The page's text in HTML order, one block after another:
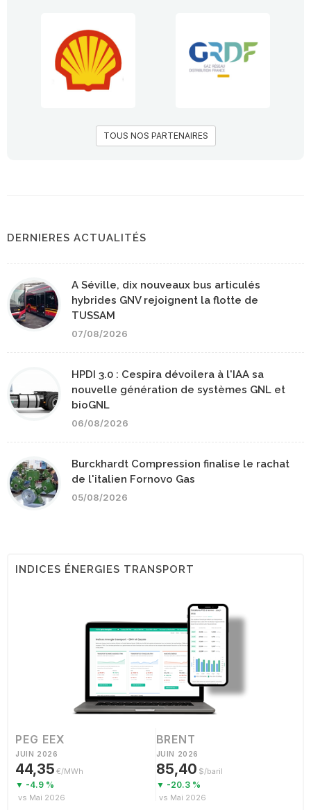
TOUS NOS PARTENAIRES
DERNIERES ACTUALITÉS
A Séville, dix nouveaux bus articulés
hybrides GNV rejoignent la flotte de
TUSSAM
07/08/2026
HPDI 3.0 : Cespira dévoilera à l'IAA sa
nouvelle génération de systèmes GNL et
bioGNL
06/08/2026
Burckhardt Compression finalise le rachat
de l'italien Fornovo Gas
05/08/2026
INDICES ÉNERGIES TRANSPORT
PEG EEX
JUIN 2026
44,35 €/MWh
▼ -4.9 %
vs Mai 2026
BRENT
JUIN 2026
85,40 $/baril
▼ -20.3 %
vs Mai 2026